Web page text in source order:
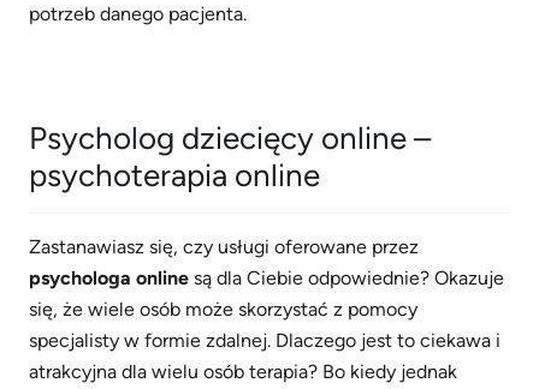
potrzeb danego pacjenta.
Psycholog dziecięcy online –
psychoterapia online
Zastanawiasz się, czy usługi oferowane przez
psychologa online są dla Ciebie odpowiednie? Okazuje
się, że wiele osób może skorzystać z pomocy
specjalisty w formie zdalnej. Dlaczego jest to ciekawa i
atrakcyjna dla wielu osób terapia? Bo kiedy jednak